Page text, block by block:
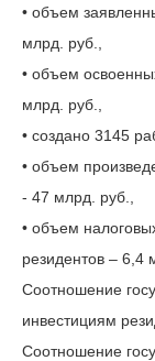
• объем
млрд. руб.,
• объем
млрд. руб.,
• создано 3145
• объем
- 47 млрд. руб.,
• объем
резидентов – 6,4
Соотношение
инвестициям
Соотношение